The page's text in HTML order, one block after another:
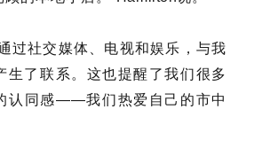
过社交媒体、电视和娱乐，与我
生了联系。这也提醒了我们很多
认同感——我们热爱自己的市中